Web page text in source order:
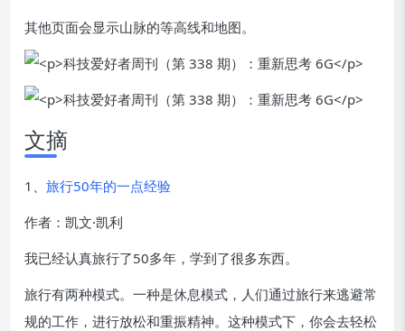
其他页面会显示山脉的等高线和地图。
文摘
1、 旅行50年的一点经验
作者：凯文·凯利
我已经认真旅行了50多年，学到了很多东西。
旅行有两种模式。一种是休息模式，人们通过旅行来逃避常
规的工作，进行放松和重振精神。这种模式下，你会去轻松